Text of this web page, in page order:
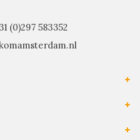
(0)297 583352